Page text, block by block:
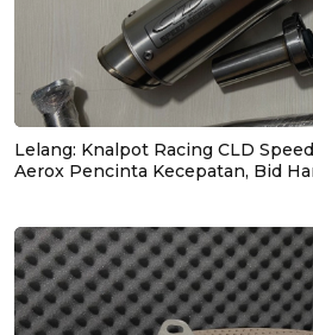
Lelang: Knalpot Racing CLD
Aerox Pencinta Kecepatan, Bid